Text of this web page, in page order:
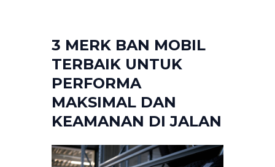
3 MERK BAN MOBIL
TERBAIK UNTUK
PERFORMA
MAKSIMAL DAN
KEAMANAN DI JALAN